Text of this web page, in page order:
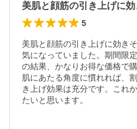
5
美肌と顔筋の引き上げに効き
気になっていました。期間限
の結果、かなりお得な価格で
肌にあたる角度に慣れれば、
き上げ効果は充分です。これ
たいと思います。